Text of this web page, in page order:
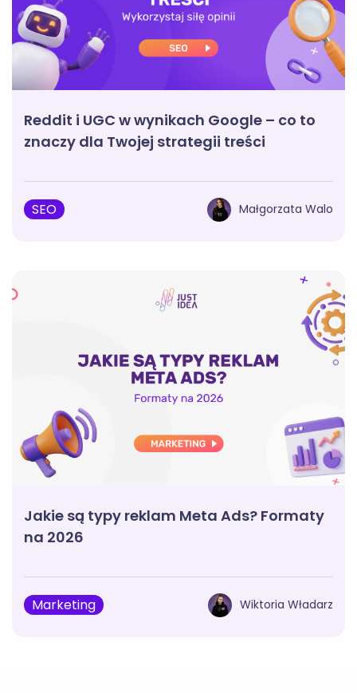
Reddit i UGC w wynikach Google – co to
znaczy dla Twojej strategii treści
SEO Małgorzata Walo
Jakie są typy reklam Meta Ads? Formaty
na 2026
Marketing Wiktoria Władarz